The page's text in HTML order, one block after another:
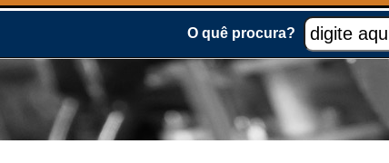
O quê procura?